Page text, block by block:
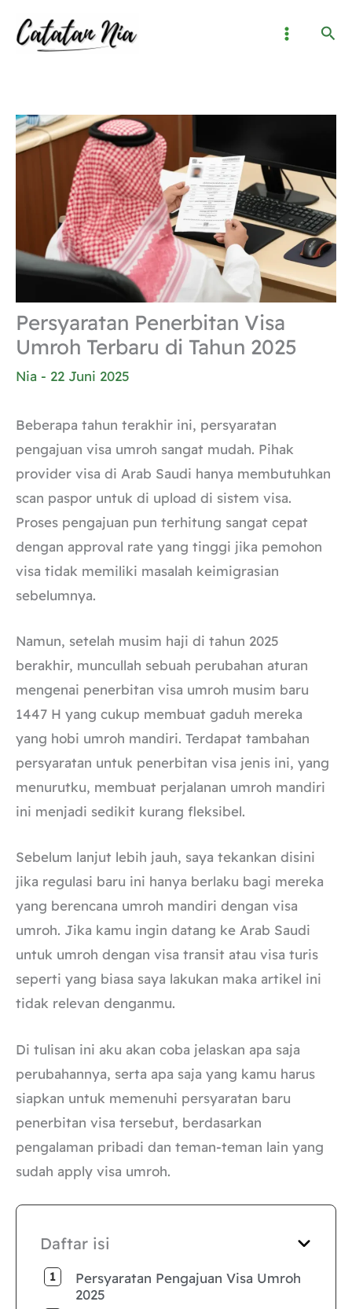
Cari
Persyaratan Penerbitan Visa
Umroh Terbaru di Tahun 2025
Nia - 22 Juni 2025
Beberapa tahun terakhir ini, persyaratan
pengajuan visa umroh sangat mudah. Pihak
provider visa di Arab Saudi hanya membutuhkan
scan paspor untuk di upload di sistem visa.
Proses pengajuan pun terhitung sangat cepat
dengan approval rate yang tinggi jika pemohon
visa tidak memiliki masalah keimigrasian
sebelumnya.
Namun, setelah musim haji di tahun 2025
berakhir, muncullah sebuah perubahan aturan
mengenai penerbitan visa umroh musim baru
1447 H yang cukup membuat gaduh mereka
yang hobi umroh mandiri. Terdapat tambahan
persyaratan untuk penerbitan visa jenis ini, yang
menurutku, membuat perjalanan umroh mandiri
ini menjadi sedikit kurang fleksibel.
Sebelum lanjut lebih jauh, saya tekankan disini
jika regulasi baru ini hanya berlaku bagi mereka
yang berencana umroh mandiri dengan visa
umroh. Jika kamu ingin datang ke Arab Saudi
untuk umroh dengan visa transit atau visa turis
seperti yang biasa saya lakukan maka artikel ini
tidak relevan denganmu.
Di tulisan ini aku akan coba jelaskan apa saja
perubahannya, serta apa saja yang kamu harus
siapkan untuk memenuhi persyaratan baru
penerbitan visa tersebut, berdasarkan
pengalaman pribadi dan teman-teman lain yang
sudah apply visa umroh.
Daftar isi
Persyaratan Pengajuan Visa Umroh
2025